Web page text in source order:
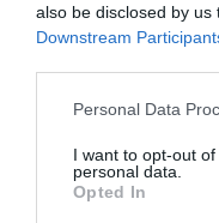
also be disclosed by
Downstream
Personal Data
I want to opt-out
personal data.
Opted In
Ακολουθήστε το
Δείτε όλα τα
Πολιτισμό στο
Νέοι